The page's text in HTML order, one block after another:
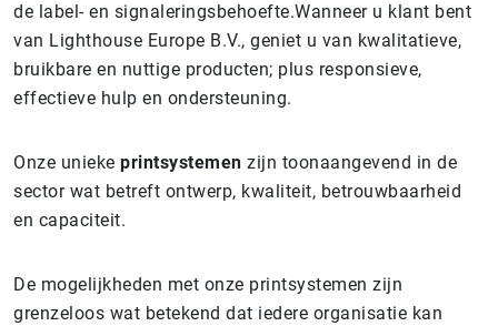
de label- en signaleringsbehoefte.Wanneer u klant bent
van Lighthouse Europe B.V., geniet u van kwalitatieve,
bruikbare en nuttige producten; plus responsieve,
effectieve hulp en ondersteuning.
Onze unieke printsystemen zijn toonaangevend in de
sector wat betreft ontwerp, kwaliteit, betrouwbaarheid
en capaciteit.
De mogelijkheden met onze printsystemen zijn
grenzeloos wat betekend dat iedere organisatie kan